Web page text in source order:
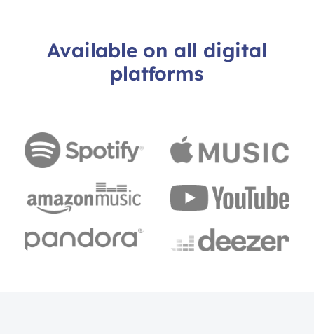
Available on all digital
platforms